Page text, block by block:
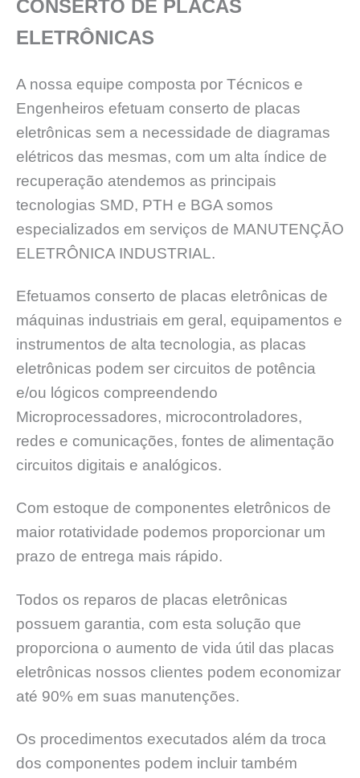
CONSERTO DE PLACAS
ELETRÔNICAS
A nossa equipe composta por Técnicos e
Engenheiros efetuam conserto de placas
eletrônicas sem a necessidade de diagramas
elétricos das mesmas, com um alta índice de
recuperação atendemos as principais
tecnologias SMD, PTH e BGA somos
especializados em serviços de MANUTENÇĀO
ELETRÔNICA INDUSTRIAL.
Efetuamos conserto de placas eletrônicas de
máquinas industriais em geral, equipamentos e
instrumentos de alta tecnologia, as placas
eletrônicas podem ser circuitos de potência
e/ou lógicos compreendendo
Microprocessadores, microcontroladores,
redes e comunicações, fontes de alimentação
circuitos digitais e analógicos.
Com estoque de componentes eletrônicos de
maior rotatividade podemos proporcionar um
prazo de entrega mais rápido.
Todos os reparos de placas eletrônicas
possuem garantia, com esta solução que
proporciona o aumento de vida útil das placas
eletrônicas nossos clientes podem economizar
até 90% em suas manutenções.
Os procedimentos executados além da troca
dos componentes podem incluir também